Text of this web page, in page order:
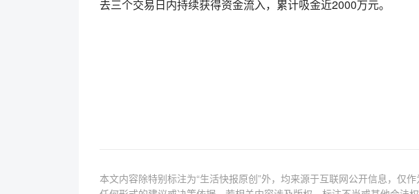
去三个交易日内持续获得资金流入，累计吸金近2000万元。
本文内容除特别标注为“生活快报原创”外，均来源于互联网公开信息，仅